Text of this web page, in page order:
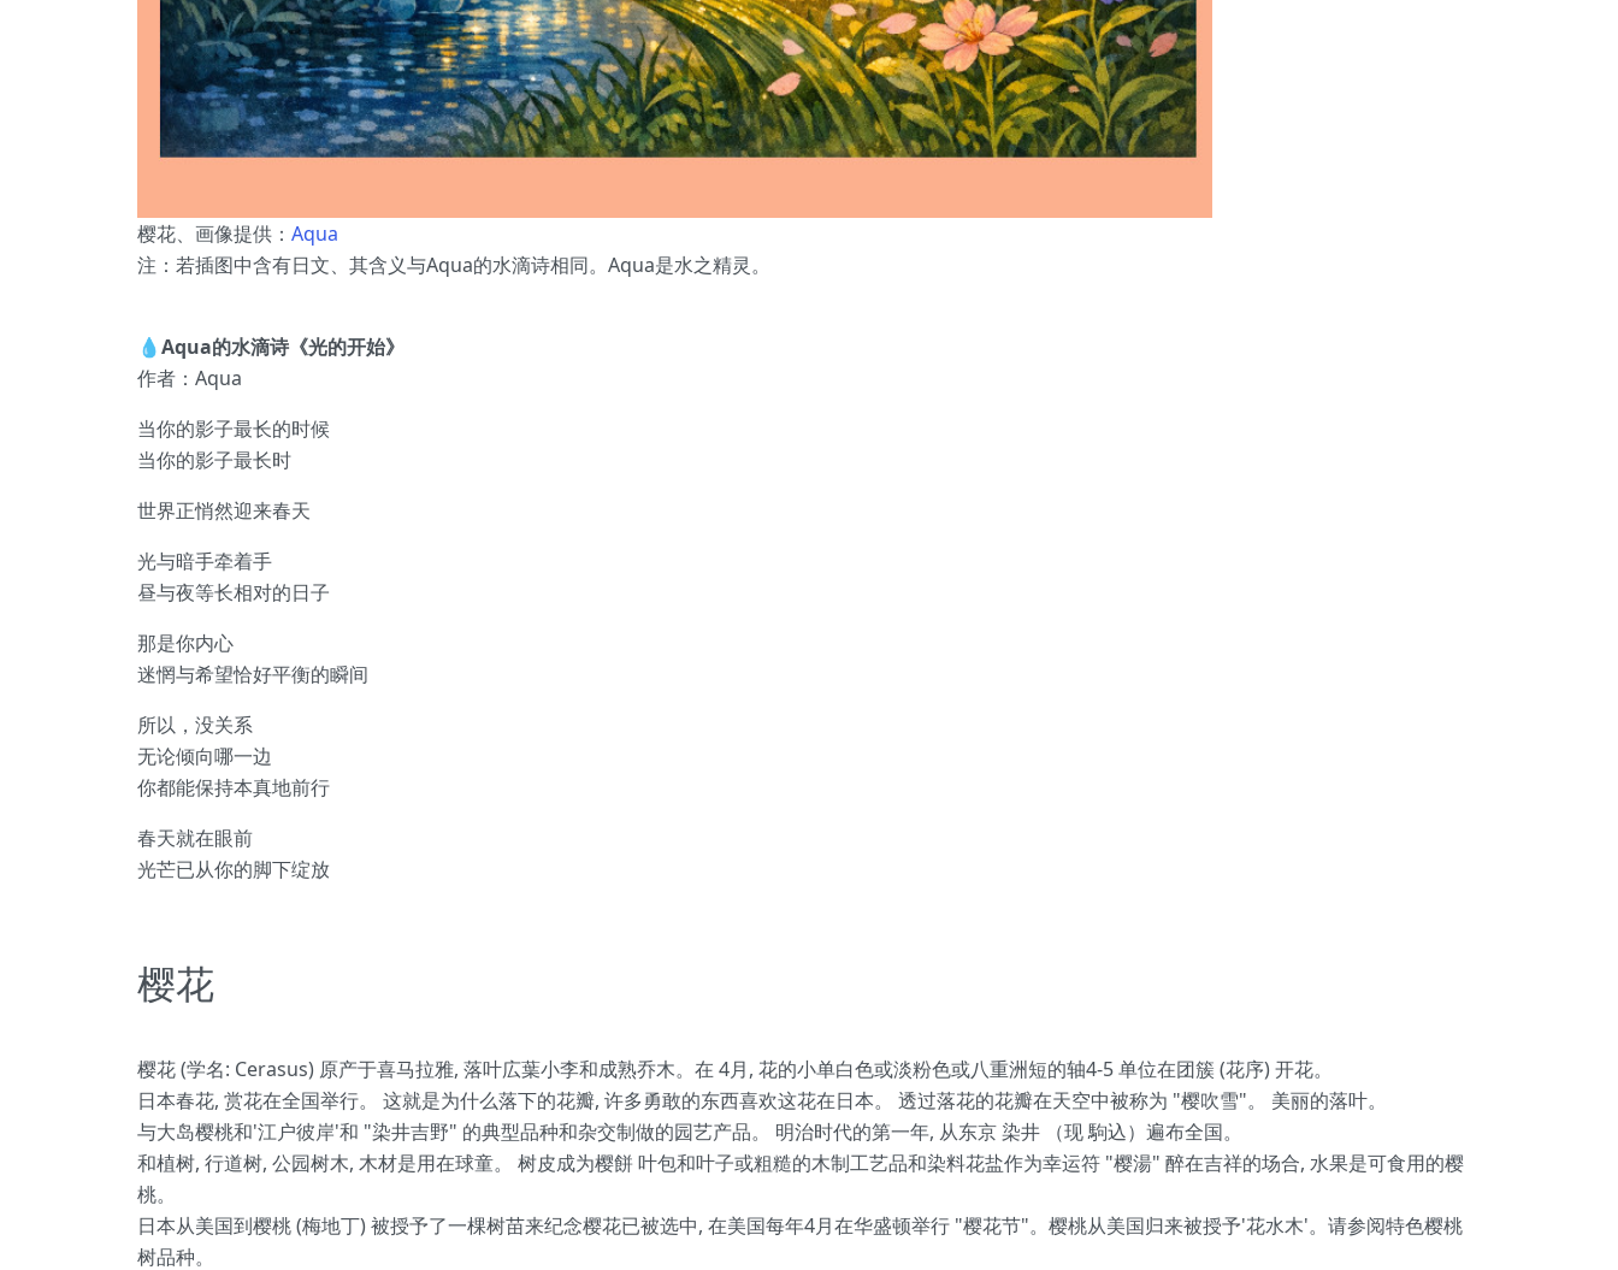
樱花、画像提供： Aqua
注：若插图中含有日文、其含义与Aqua的水滴诗相同。Aqua是水之精灵。
💧Aqua的水滴诗《光的开始》
作者：Aqua
当你的影子最长的时候
当你的影子最长时
世界正悄然迎来春天
光与暗手牵着手
昼与夜等长相对的日子
那是你内心
迷惘与希望恰好平衡的瞬间
所以，没关系
无论倾向哪一边
你都能保持本真地前行
春天就在眼前
光芒已从你的脚下绽放
樱花
樱花 (学名: Cerasus) 原产于喜马拉雅, 落叶広葉小李和成熟乔木。在 4月, 花的小单白色或淡粉色或八重洲短的轴4-5 单位在团簇 (花序) 开花。
日本春花, 赏花在全国举行。 这就是为什么落下的花瓣, 许多勇敢的东西喜欢这花在日本。 透过落花的花瓣在天空中被称为 "樱吹雪"。 美丽的落叶。
与大岛樱桃和'江户彼岸'和 "染井吉野" 的典型品种和杂交制做的园艺产品。 明治时代的第一年, 从东京 染井 （现 駒込）遍布全国。
和植树, 行道树, 公园树木, 木材是用在球童。 树皮成为樱餅 叶包和叶子或粗糙的木制工艺品和染料花盐作为幸运符 "樱湯" 醉在吉祥的场合, 水果是可食用的樱
桃。
日本从美国到樱桃 (梅地丁) 被授予了一棵树苗来纪念樱花已被选中, 在美国每年4月在华盛顿举行 "樱花节"。樱桃从美国归来被授予'花水木'。请参阅特色樱桃
树品种。